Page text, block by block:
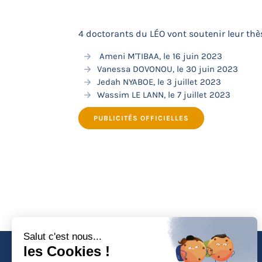
4 doctorants du LÉO vont soutenir leur
Ameni M'TIBAA, le 16 juin 2023
Vanessa DOVONOU, le 30 juin 2023
Jedah NYABOE, le 3 juillet 2023
Wassim LE LANN, le 7 juillet 2023
PUBLICITÉS OFFICIELLES